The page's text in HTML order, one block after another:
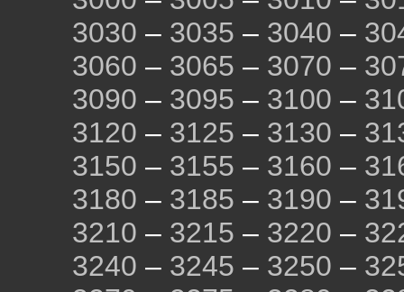
3030 – 3035 – 3040 –
3060 – 3065 – 3070 –
3090 – 3095 – 3100 –
3120 – 3125 – 3130 –
3150 – 3155 – 3160 –
3180 – 3185 – 3190 –
3210 – 3215 – 3220 –
3240 – 3245 – 3250 –